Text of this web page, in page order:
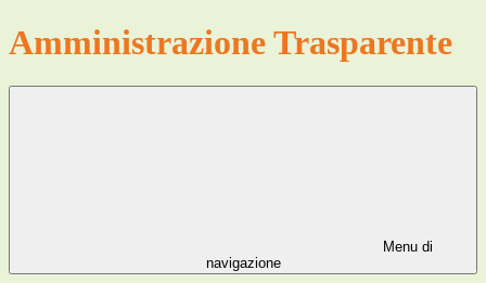
Amministrazione Trasparente
Menu di
navigazione